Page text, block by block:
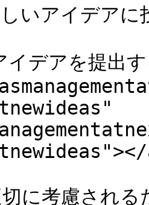
いアイデア
デアを提出
に考慮され